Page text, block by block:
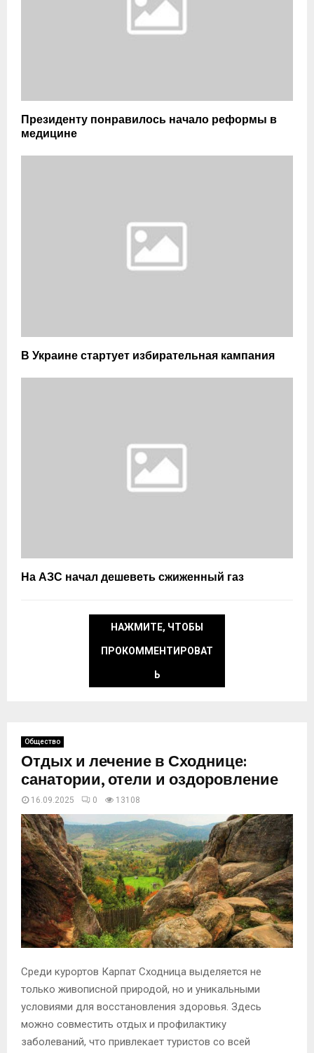
Президенту понравилось начало реформы в
медицине
В Украине стартует избирательная кампания
На АЗС начал дешеветь сжиженный газ
НАЖМИТЕ, ЧТОБЫ
ПРОКОММЕНТИРОВАТ
Ь
Общество
Отдых и лечение в Сходнице:
санатории, отели и оздоровление
16.09.2025 0 13108
Среди курортов Карпат Сходница выделяется не
только живописной природой, но и уникальными
условиями для восстановления здоровья. Здесь
можно совместить отдых и профилактику
заболеваний, что привлекает туристов со всей